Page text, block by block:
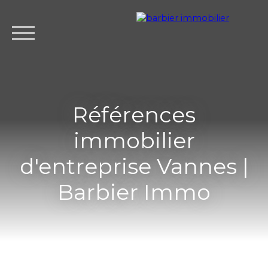
Estimation
Références
immobilier
d'entreprise Vannes |
Barbier Immo